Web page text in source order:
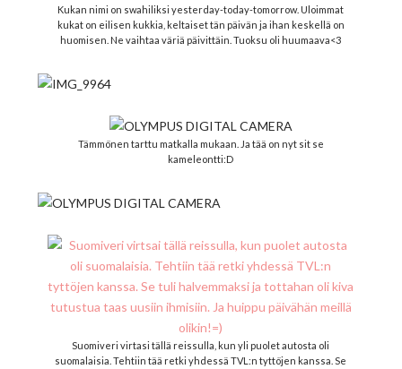
Kukan nimi on swahiliksi yesterday-today-tomorrow. Uloimmat
kukat on eilisen kukkia, keltaiset tän päivän ja ihan keskellä on
huomisen. Ne vaihtaa väriä päivittäin. Tuoksu oli huumaava<3
Tämmönen tarttu matkalla mukaan. Ja tää on nyt sit se
kameleontti:D
Suomiveri virtasi tällä reissulla, kun yli puolet autosta oli
suomalaisia. Tehtiin tää retki yhdessä TVL:n tyttöjen kanssa. Se